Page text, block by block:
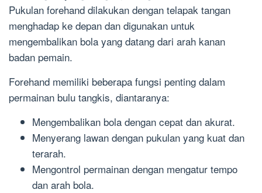
Pukulan forehand dilakukan dengan telapak tangan
menghadap ke depan dan digunakan untuk
mengembalikan bola yang datang dari arah kanan
badan pemain.
Forehand memiliki beberapa fungsi penting dalam
permainan bulu tangkis, diantaranya:
Mengembalikan bola dengan cepat dan akurat.
Menyerang lawan dengan pukulan yang kuat dan
terarah.
Mengontrol permainan dengan mengatur tempo
dan arah bola.